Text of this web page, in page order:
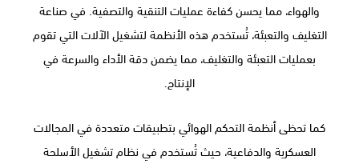
والهواء، مما يحسن كفاءة عمليات التنقية والتصفية. في صناعة
التغليف والتعبئة، تُستخدم هذه الأنظمة لتشغيل الآلات التي تقوم
بعمليات التعبئة والتغليف، مما يضمن دقة الأداء والسرعة في
الإنتاج.
كما تحظى أنظمة التحكم الهوائي بتطبيقات متعددة في المجالات
العسكرية والدفاعية، حيث تُستخدم في نظام تشغيل الأسلحة